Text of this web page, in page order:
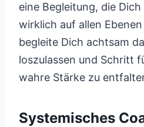
eine Begleitung, die
wirklich auf allen
begleite Dich achtsam
loszulassen und Schritt
wahre Stärke zu
Systemisches